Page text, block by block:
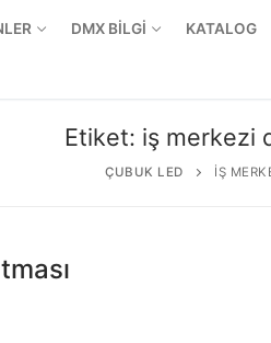
DMX BİLGİ KATALOG
Etiket: iş merkezi
ÇUBUK LED IŞ